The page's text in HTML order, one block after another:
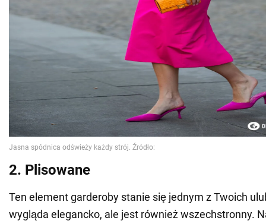
2. Plisowane
Ten element garderoby stanie się jednym z Twoich
wygląda elegancko, ale jest również wszechstronny.